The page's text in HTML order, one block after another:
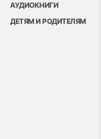
АУДИОКНИГИ
ДЕТЯМ И РОДИТЕЛЯМ